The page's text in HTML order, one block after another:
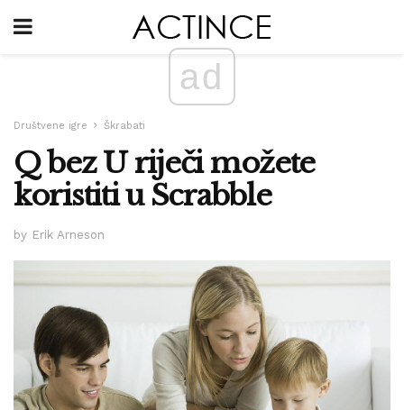
ad
Društvene igre Škrabati
Q bez U riječi možete
koristiti u Scrabble
by Erik Arneson